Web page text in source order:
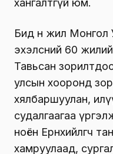
хангалтгүй юм.
Бид өнөө жил
эхэлсний 60
Тавьсан
улсын хооронд
хялбаршуулан,
судалгаагаа
ноён Ерөнхийлөгч
хамруулаад,